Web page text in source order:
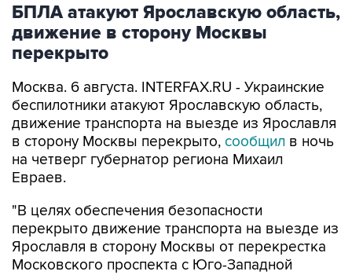
БПЛА атакуют Ярославскую область,
движение в сторону Москвы
перекрыто
Москва. 6 августа. INTERFAX.RU - Украинские
беспилотники атакуют Ярославскую область,
движение транспорта на выезде из Ярославля
в сторону Москвы перекрыто, сообщил в ночь
на четверг губернатор региона Михаил
Евраев.
"В целях обеспечения безопасности
перекрыто движение транспорта на выезде из
Ярославля в сторону Москвы от перекрестка
Московского проспекта с Юго-Западной